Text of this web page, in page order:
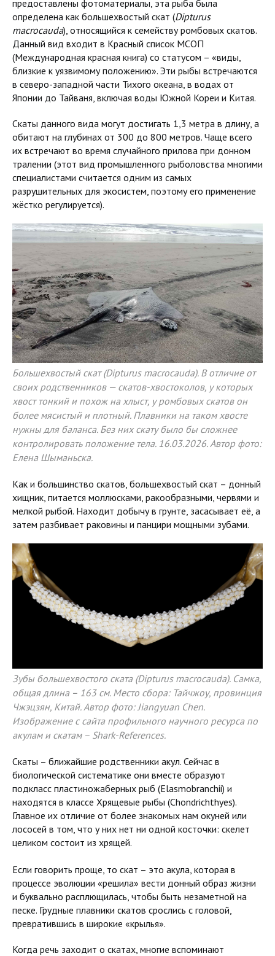
предоставлены фотоматериалы, эта рыба была
определена как большехвостый скат (Dipturus
macrocauda), относящийся к семейству ромбовых скатов.
Данный вид входит в Красный список МСОП
(Международная красная книга) со статусом – «виды,
близкие к уязвимому положению». Эти рыбы встречаются
в северо-западной части Тихого океана, в водах от
Японии до Тайваня, включая воды Южной Кореи и Китая.
Скаты данного вида могут достигать 1,3 метра в длину, а
обитают на глубинах от 300 до 800 метров. Чаще всего
их встречают во время случайного прилова при донном
тралении (этот вид промышленного рыболовства многими
специалистами считается одним из самых
разрушительных для экосистем, поэтому его применение
жёстко регулируется).
Большехвостый скат (Dipturus macrocauda). В отличие от
своих родственников — скатов-хвостоколов, у которых
хвост тонкий и похож на хлыст, у ромбовых скатов он
более мясистый и плотный. Плавники на таком хвосте
нужны для баланса. Без них скату было бы сложнее
контролировать положение тела. 16.03.2026. Автор фото:
Елена Шыманьска.
Как и большинство скатов, большехвостый скат – донный
хищник, питается моллюсками, ракообразными, червями и
мелкой рыбой. Находит добычу в грунте, засасывает её, а
затем разбивает раковины и панцири мощными зубами.
Зубы большехвостого ската (Dipturus macrocauda). Самка,
общая длина – 163 см. Место сбора: Тайчжоу, провинция
Чжэцзян, Китай. Автор фото: Jiangyuan Chen.
Изображение с сайта профильного научного ресурса по
акулам и скатам – Shark-References.
Скаты – ближайшие родственники акул. Сейчас в
биологической систематике они вместе образуют
подкласс пластиножаберных рыб (Elasmobranchii) и
находятся в классе Хрящевые рыбы (Chondrichthyes).
Главное их отличие от более знакомых нам окуней или
лососей в том, что у них нет ни одной косточки: скелет
целиком состоит из хрящей.
Если говорить проще, то скат – это акула, которая в
процессе эволюции «решила» вести донный образ жизни
и буквально расплющилась, чтобы быть незаметной на
песке. Грудные плавники скатов срослись с головой,
превратившись в широкие «крылья».
Когда речь заходит о скатах, многие вспоминают